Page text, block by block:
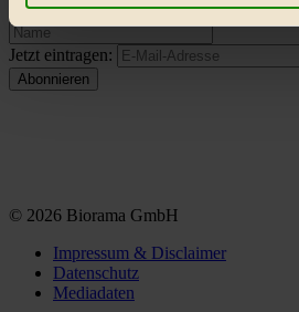
Bist du damit einverstanden?
Jetzt eintragen:
© 2026 Biorama GmbH
Impressum & Disclaimer
Datenschutz
Mediadaten